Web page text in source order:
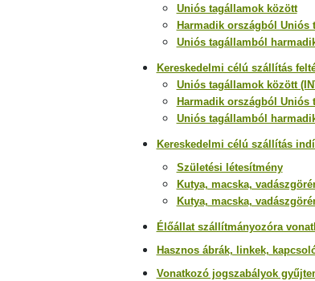
Uniós tagállamok között
Harmadik országból Uniós
Uniós tagállamból
Kereskedelmi célú szállítás
Uniós tagállamok között
Harmadik országból Uniós
Uniós tagállamból
Kereskedelmi célú szállítás
Születési létesítmény
Kutya, macska,
Kutya, macska,
Élőállat szállítmányozóra
Hasznos ábrák, linkek,
Vonatkozó jogszabályok